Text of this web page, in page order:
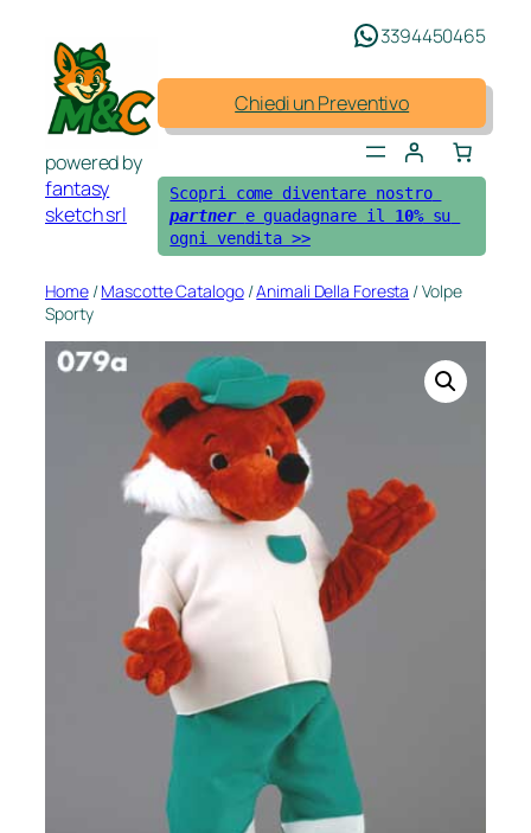
contenuto
powered by
fantasy
sketch srl
3394450465
Chiedi un Preventivo
Scopri come diventare nostro
partner e guadagnare il 10% su
ogni vendita >>
Home/Mascotte Catalogo/Animali Della Foresta / Volpe
Sporty